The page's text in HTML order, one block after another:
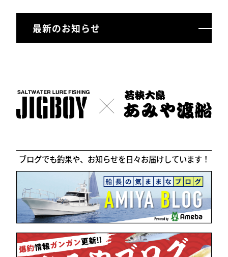
最新のお知らせ
ブログでも釣果や、お知らせを日々お届けしています！